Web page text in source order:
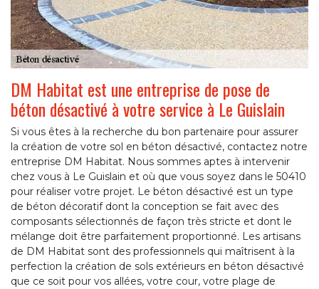
DM Habitat est une entreprise de pose de
béton désactivé à votre service à Le Guislain
Si vous êtes à la recherche du bon partenaire pour assurer
la création de votre sol en béton désactivé, contactez notre
entreprise DM Habitat. Nous sommes aptes à intervenir
chez vous à Le Guislain et où que vous soyez dans le 50410
pour réaliser votre projet. Le béton désactivé est un type
de béton décoratif dont la conception se fait avec des
composants sélectionnés de façon très stricte et dont le
mélange doit être parfaitement proportionné. Les artisans
de DM Habitat sont des professionnels qui maîtrisent à la
perfection la création de sols extérieurs en béton désactivé
que ce soit pour vos allées, votre cour, votre plage de